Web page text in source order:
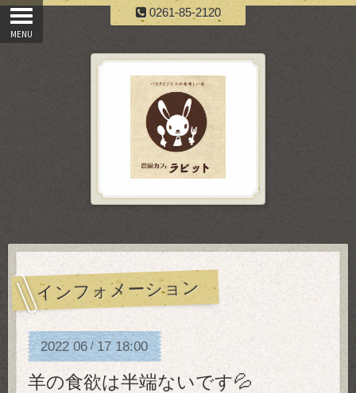
0261-85-2120
インフォメーション
2022 06/17 18:00
羊の食欲は半端ないです💦